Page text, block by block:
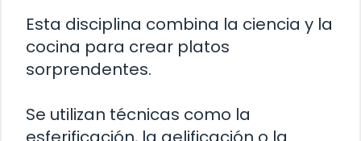
Esta disciplina combina la ciencia y la
cocina para crear platos
sorprendentes.
Se utilizan técnicas como la